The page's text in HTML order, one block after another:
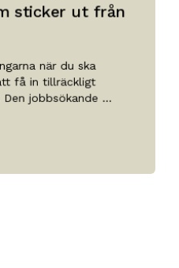
sticker ut från
när du ska
få in tillräckligt
jobbsökande ...